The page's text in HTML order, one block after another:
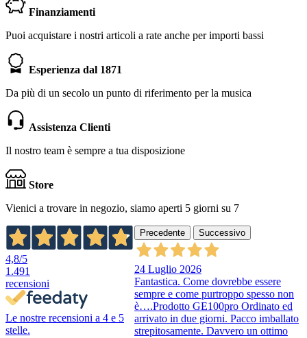
Finanziamenti
Puoi acquistare i nostri articoli a rate anche per importi bassi
Esperienza dal 1871
Da più di un secolo un punto di riferimento per la musica
Assistenza Clienti
Il nostro team è sempre a tua disposizione
Store
Vienici a trovare in negozio, siamo aperti 5 giorni su 7
4,8/5
1.491
recensioni
Le nostre recensioni a 4 e 5
stelle.
Precedente Successivo
24 Luglio 2026
Fantastica. Come dovrebbe essere
sempre e come purtroppo spesso non
è….Prodotto GE100pro Ordinato ed
arrivato in due giorni. Pacco imballato
strepitosamente. Davvero un ottimo